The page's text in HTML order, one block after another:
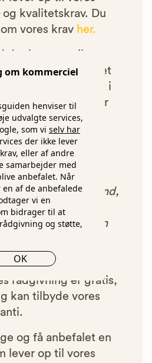
om kommerciel
henviser til
udvalgte services,
som vi selv har
der ikke lever
eller af andre
samarbejder med
anbefalet. Når
af de anbefalede
vi en
bidrager til at
og støtte,
OK
kvalitetskrav. Du
vores krav her.
der lever op til
for at indgå et
os om at blive vist i
Bedemænd der
op til vores krav,
årsager ikke har
med os, vil
anbefalinger.
en bedemand,
anbefalet og
bedemanden
henvisning.
henvisninger
rådgivning er gratis,
kan tilbyde vores
og få anbefalet en
lever op til vores